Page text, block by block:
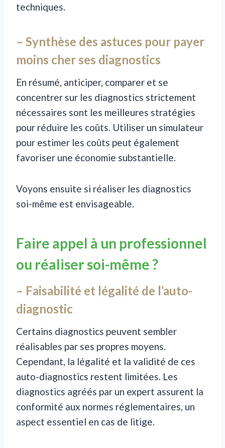
techniques.
– Synthèse des astuces pour payer
moins cher ses diagnostics
En résumé, anticiper, comparer et se
concentrer sur les diagnostics strictement
nécessaires sont les meilleures stratégies
pour réduire les coûts. Utiliser un simulateur
pour estimer les coûts peut également
favoriser une économie substantielle.
Voyons ensuite si réaliser les diagnostics
soi-même est envisageable.
Faire appel à un professionnel
ou réaliser soi-même ?
– Faisabilité et légalité de l’auto-
diagnostic
Certains diagnostics peuvent sembler
réalisables par ses propres moyens.
Cependant, la légalité et la validité de ces
auto-diagnostics restent limitées. Les
diagnostics agréés par un expert assurent la
conformité aux normes réglementaires, un
aspect essentiel en cas de litige.